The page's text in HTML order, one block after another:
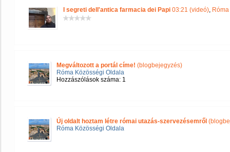
I segreti dell'antica farmacia dei Papi 03:21 (videó),
Megváltozott a portál címe! (blogbejegyzés)
Róma Közösségi Oldala
Hozzászólások száma: 1
Új oldalt hoztam létre római utazás-szervezésemről
Róma Közösségi Oldala